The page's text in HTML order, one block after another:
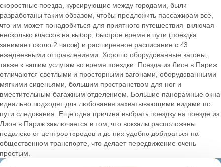
скоростные поезда, курсирующие между городами, были
разработаны таким образом, чтобы предложить пассажирам все,
что им может понадобиться для приятного путешествия, включая
несколько классов на выбор, быстрое время в пути (поездка
занимает около 2 часов) и расширенное расписание с 43
ежедневными отправлениями. Хорошо оборудованные вагоны,
также к вашим услугам во время поездки. Поезда из Лион в Париж
отличаются светлыми и просторными вагонами, оборудованными
мягкими сиденьями, большим пространством для ног и
вместительным багажным отделением. Большие панорамные окна
идеально подходят для любования захватывающими видами по
пути следования. Еще одна причина выбрать поездку на поезде из
Лион в Париж заключается в том, что вокзалы расположены
недалеко от центров городов и до них удобно добираться на
общественном транспорте, что делает передвижение очень
простым.